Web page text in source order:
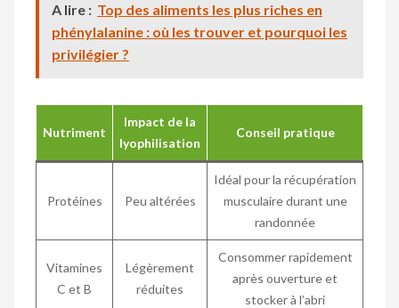
A lire : Top des aliments les plus riches en
phénylalanine : où les trouver et pourquoi les
privilégier ?
Nutriment
Impact de la
lyophilisation
Conseil pratique
Protéines Peu altérées
Idéal pour la récupération
musculaire durant une
randonnée
Vitamines
C et B
Légèrement
réduites
Consommer rapidement
après ouverture et
stocker à l’abri